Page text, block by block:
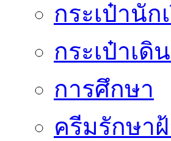
กระเป๋านัก
กระเป๋าเดิ
การศึกษา
ครีมรักษา